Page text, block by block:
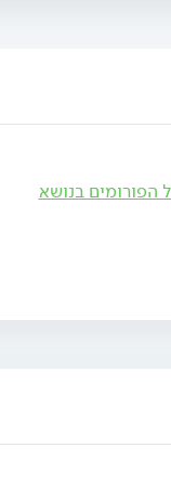
הפורומים בנושא